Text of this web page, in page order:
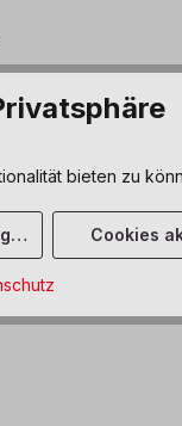
und ein
bieten zu
Cookies